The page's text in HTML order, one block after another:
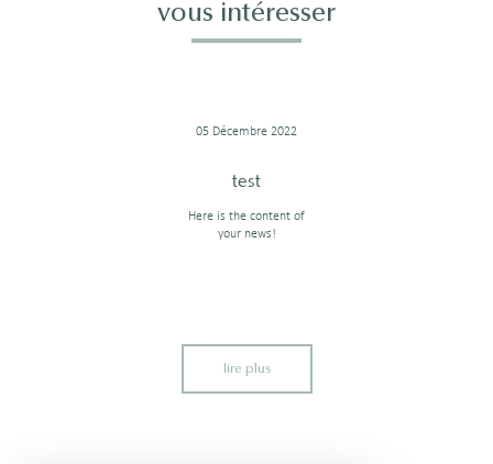
vous intéresser
05 Décembre 2022
test
Here is the content of
your news!
lire plus